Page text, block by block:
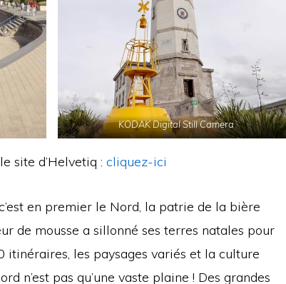
KODAK Digital Still Camera
site d’Helvetiq : cliquez-ici
en premier le Nord, la patrie de la bière
de mousse a sillonné ses terres natales pour
itinéraires, les paysages variés et la culture
n’est pas qu’une vaste plaine ! Des grandes